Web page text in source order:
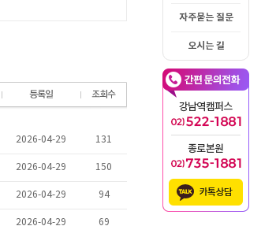
자주묻는 질문
오시는 길